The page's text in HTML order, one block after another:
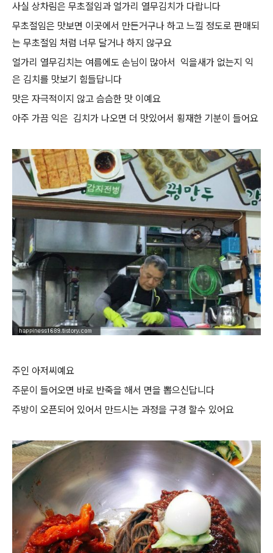
사실 상차림은 무초절임과 얼가리 열무김치가 다랍니다
무초절임은 맛보면 이곳에서 만든거구나 하고 느낄 정도로 판매되
는 무초절임 처럼 너무 달거나 하지 않구요
얼가리 열무김치는 여름에도 손님이 많아서 익을새가 없는지 익
은 김치를 맛보기 힘들답니다
맛은 자극적이지 않고 슴슴한 맛 이예요
아주 가끔 익은 김치가 나오면 더 맛있어서 횡재한 기분이 들어요
주인 아저씨예요
주문이 들어오면 바로 반죽을 해서 면을 뽑으신답니다
주방이 오픈되어 있어서 만드시는 과정을 구경 할수 있어요